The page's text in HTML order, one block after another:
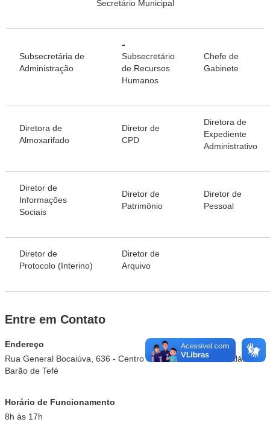
Secretário Municipal
Subsecretária de
Administração
-
Subsecretário
de Recursos
Humanos
Chefe de
Gabinete
Diretora de
Almoxarifado
Diretor de
CPD
Diretora de
Expediente
Administrativo
Diretor de
Informações
Sociais
Diretor de
Patrimônio
Diretor de
Pessoal
Diretor de
Protocolo (Interino)
Diretor de
Arquivo
Entre em Contato
Endereço
Rua General Bocaiúva, 636 - Centro - CEP: 23.815-310 - Palácio
Barão de Tefé
Horário de Funcionamento
8h às 17h